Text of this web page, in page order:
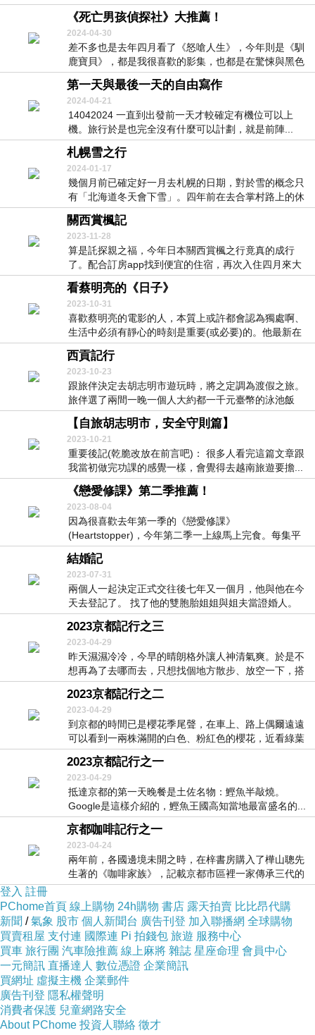
「峴...
《死亡男孩偵探社》大推薦！
2024-04-30
差不多也是去年四月看了《怒嗆人生》，今年則是《馴
鹿寶貝》，都是我很喜歡的影集，也都是在驚悚與黑色
幽默...
第一天與最後一天的自由寫作
2024-04-21
14042024 一直到出發前一天才較確定有機位可以上
機。旅行於是也完全沒有什麼可以計劃，就是前陣...
札幌雪之行
2024-01-17
幾個月前已確定好一月去札幌的日期，對於雪的概念只
有「北海道冬天會下雪」。四年前在去合掌村路上的休
息站...
關西賞楓記
2023-11-28
算是託探親之福，今年日本關西賞楓之行竟真的成行
了。配合訂房app找到便宜的住宿，再次入住四月來大
阪時...
看蔡明亮的《日子》
2023-10-31
喜歡蔡明亮的電影的人，本質上或許都會認為獨處啊、
生活中必須有靜心的時刻是重要(或必要)的。他最新在
臺...
西貢記行
2023-10-23
跟旅伴決定去胡志明市遊玩時，將之定調為渡假之旅。
旅伴選了兩間一晚一個人大約都一千元臺幣的泳池飯
店，附...
【自旅胡志明市，安全守則篇】
2023-10-21
重要後記(乾脆改放在前言吧)： 很多人看完這篇文章跟
我當初做完功課的感覺一樣，會覺得去越南旅遊要擔...
《戀愛修課》第二季推薦！
2023-08-04
因為很喜歡去年第一季的《戀愛修課》
(Heartstopper)，今年第二季一上線馬上完食。每集平
均半...
結婚記
2023-07-31
兩個人一起決定正式交往後七年又一個月，他與他在今
天去登記了。 找了他的雙胞胎姐姐與姐夫當證婚人。
七...
2023京都記行之三
2023-04-29
昨天濕濕冷冷，今早的晴朗格外讓人神清氣爽。於是不
想再為了去哪而去，只想找個地方散步、放空一下，搭
上公...
2023京都記行之二
2023-04-29
到京都的時間已是櫻花季尾聲，在車上、路上偶爾遠遠
可以看到一兩株滿開的白色、粉紅色的櫻花，近看綠葉
已都...
2023京都記行之一
2023-04-29
抵達京都的第一天晚餐是土佐名物：鰹魚半敲燒。
Google是這樣介紹的，鰹魚王國高知當地最富盛名的...
京都咖啡記行之一
2023-04-24
兩年前，各國邊境未開之時，在梓書房購入了樺山聰先
生著的《咖啡家族》，記載京都市區裡一家傳承三代的
咖啡...
登入 註冊
PChome首頁 線上購物 24h購物 書店 露天拍賣 比比昂代購
新聞 /氣象 股市 個人新聞台 廣告刊登 加入聯播網 全球購物
買賣租屋 支付連 國際連 Pi 拍錢包 旅遊 服務中心
買車 旅行團 汽車險推薦 線上麻將 雜誌 星座命理 會員中心
一元簡訊 直播達人 數位憑證 企業簡訊
買網址 虛擬主機 企業郵件
廣告刊登 隱私權聲明
消費者保護 兒童網路安全
About PChome 投資人聯絡 徵才